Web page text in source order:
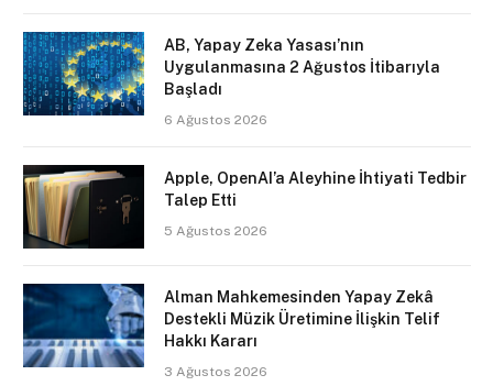
AB, Yapay Zeka Yasası’nın
Uygulanmasına 2 Ağustos İtibarıyla
Başladı
6 Ağustos 2026
Apple, OpenAI’a Aleyhine İhtiyati Tedbir
Talep Etti
5 Ağustos 2026
Alman Mahkemesinden Yapay Zekâ
Destekli Müzik Üretimine İlişkin Telif
Hakkı Kararı
3 Ağustos 2026